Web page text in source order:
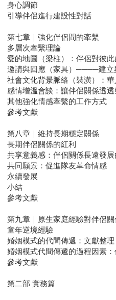
身心調節
引導伴侶進行建設性對話
第七章｜強化伴侶間的牽繫
多層次牽繫理論
愛的地圖（梁柱）：伴侶對彼
邀請與回應（家具）────建立
社會文化背景脈絡（裝潢）：
感情增溫會談：讓伴侶關係透
其他強化情感牽繫的工作方式
參考文獻
第八章｜維持長期穩定關係
長期伴侶關係的紅利
共享意義感：伴侶關係長遠發
共同願景：促進隊友革命情感
永續發展
小結
參考文獻
第九章｜原生家庭經驗對伴侶
童年逆境經驗
婚姻模式的代間傳遞：文獻整
婚姻模式代間傳遞的過程因素
參考文獻
第二部 實務篇